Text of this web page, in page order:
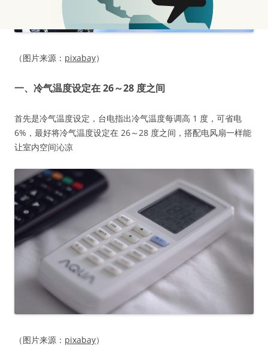
（图片来源： pixabay）
一、冷气温度设定在 26～28 度之间
首先是冷气温度设定，台电指出冷气温度每调高 1 度，可省电
6%，最好将冷气温度设定在 26～28 度之间，搭配电风扇一样能
让室内空间沁凉
（图片来源： pixabay）